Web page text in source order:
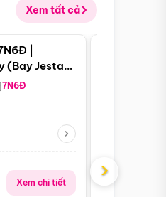
Xem tất cả
Điểm nổi bật
|
(Bay Jestar
7N6Đ
Xem chi tiết
Giá từ:
›